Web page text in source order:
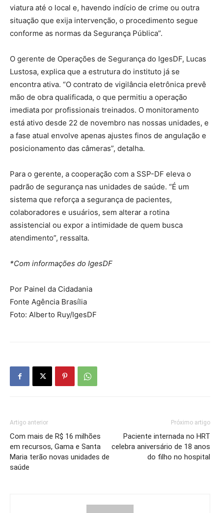
viatura até o local e, havendo indício de crime ou outra
situação que exija intervenção, o procedimento segue
conforme as normas da Segurança Pública”.
O gerente de Operações de Segurança do IgesDF, Lucas
Lustosa, explica que a estrutura do instituto já se
encontra ativa. “O contrato de vigilância eletrônica prevê
mão de obra qualificada, o que permitiu a operação
imediata por profissionais treinados. O monitoramento
está ativo desde 22 de novembro nas nossas unidades, e
a fase atual envolve apenas ajustes finos de angulação e
posicionamento das câmeras”, detalha.
Para o gerente, a cooperação com a SSP-DF eleva o
padrão de segurança nas unidades de saúde. “É um
sistema que reforça a segurança de pacientes,
colaboradores e usuários, sem alterar a rotina
assistencial ou expor a intimidade de quem busca
atendimento”, ressalta.
*Com informações do IgesDF
Por Painel da Cidadania
Fonte Agência Brasília
Foto: Alberto Ruy/IgesDF
Artigo anterior
Com mais de R$ 16 milhões
em recursos, Gama e Santa
Maria terão novas unidades de
saúde
Próximo artigo
Paciente internada no HRT
celebra aniversário de 18 anos
do filho no hospital